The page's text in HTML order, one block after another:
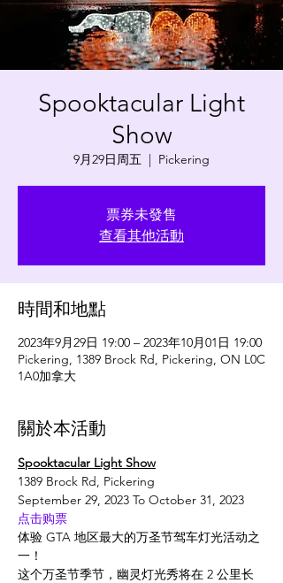
Spooktacular Light
Show
9月29日周五
  |
Pickering
票券未發售
查看其他活動
時間和地點
2023年9月29日 19:00 – 2023年10月01日 19:00
Pickering, 1389 Brock Rd, Pickering, ON L0C
1A0加拿大
關於本活動
Spooktacular Light Show
1389 Brock Rd, Pickering
September 29, 2023 To October 31, 2023
点击购票
体验 GTA 地区最大的万圣节驾车灯光活动之
一！
这个万圣节季节，幽灵灯光秀将在 2 公里长